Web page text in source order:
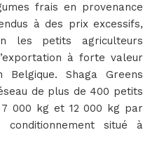
frais en provenance
à des prix excessifs,
les petits agriculteurs
à forte valeur
Shaga Greens
de plus de 400 petits
000 kg et 12 000 kg par
situé à